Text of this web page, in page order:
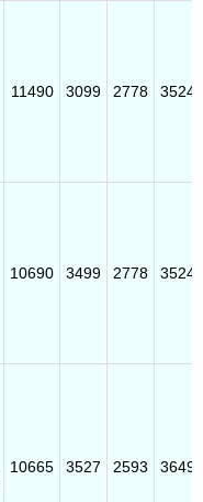
11490 3099 2778 3524
10690 3499 2778 3524
10665 3527 2593 3649